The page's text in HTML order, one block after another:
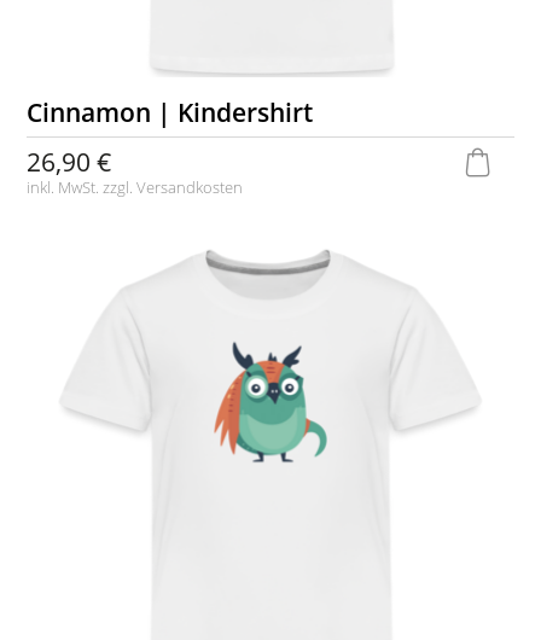
Cinnamon | Kindershirt
26,90 €
inkl. MwSt. zzgl.Versandkosten